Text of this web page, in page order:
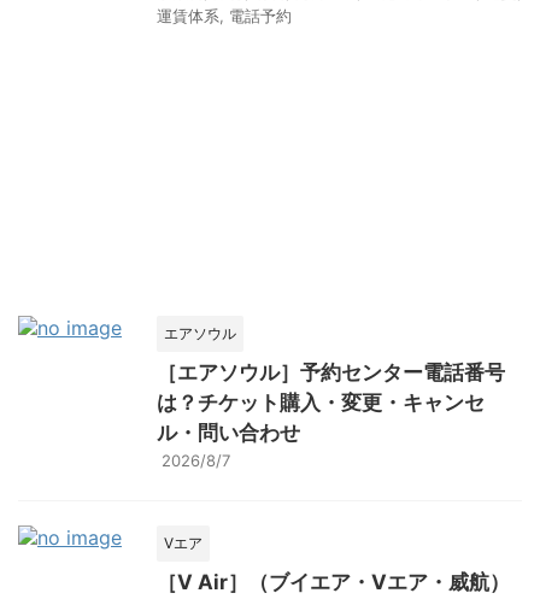
運賃体系
電話予約
エアソウル
［エアソウル］予約センター電話番号
は？チケット購入・変更・キャンセ
ル・問い合わせ
2026/8/7
Vエア
［V Air］（ブイエア・Vエア・威航）